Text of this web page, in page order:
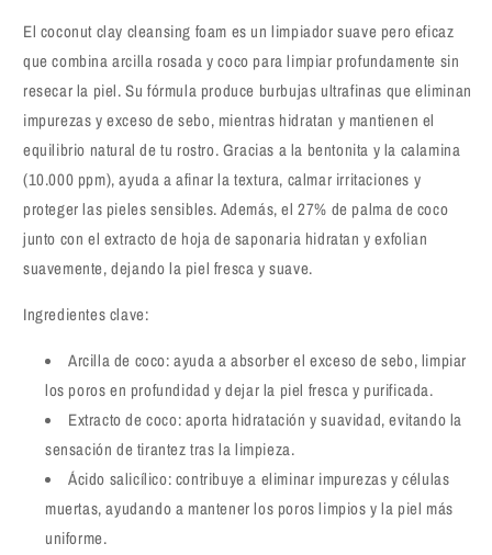
arcilla
de
coco
Tocobo
Coconut
Clay
Cleansing
Foam
150ml
arcilla
de
coco
Tocobo
Coconut
Clay
Cleansing
150ml
El coconut clay cleansing foam es un limpiador suave pero eficaz
que combina arcilla rosada y coco para limpiar profundamente sin
resecar la piel. Su fórmula produce burbujas ultrafinas que eliminan
impurezas y exceso de sebo, mientras hidratan y mantienen el
equilibrio natural de tu rostro. Gracias a la bentonita y la calamina
(10.000 ppm), ayuda a afinar la textura, calmar irritaciones y
proteger las pieles sensibles. Además, el 27% de palma de coco
junto con el extracto de hoja de saponaria hidratan y exfolian
suavemente, dejando la piel fresca y suave.
Ingredientes clave:
Arcilla de coco: ayuda a absorber el exceso de sebo, limpiar
los poros en profundidad y dejar la piel fresca y purificada.
Extracto de coco: aporta hidratación y suavidad, evitando la
sensación de tirantez tras la limpieza.
Ácido salicílico: contribuye a eliminar impurezas y células
muertas, ayudando a mantener los poros limpios y la piel más
uniforme.